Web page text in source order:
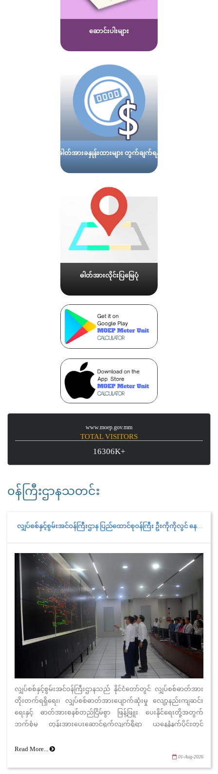
ဆောင်းပါးများ
ဓါတ်အားခနှုန်းထားများ တွက်ချက်ရန်
ဓါတ်အားလိုင်းပြမြေပုံ
www.moep.gov.mm
TOTAL VISITORS
16306K+
၀န်ကြီးဌာနသတင်း
လျှပ်စစ်နှင့်စွမ်းအင်ဝန်ကြီးဌာန ပြည်ထောင်စုဝန်ကြီး ဦးကိုကိုလွင် နေပြည်တော်ကောင်စီနယ်မြေအတွင်းရှိ လျှပ်စစ်ကဏ္ဍဆိုင်ရာလုပ်ငန်းများ ကြည့်ရှုစစ်ဆေး
လျှပ်စစ်နှင့်စွမ်းအင်ဝန်ကြီးဌာနသည် နိုင်ငံတော်တွင် လျှပ်စစ်ဓာတ်အား
တိုးတက်ရရှိရေး၊ လျှပ်စစ်ဓာတ်အားပျောက်ဆုံးမှု လျော့နည်းကျဆင်း
ရေးနှင့် ဓာတ်အားစနစ်တည်ငြိမ်စွာ ဖြန့်ဖြူး ပေးနိုင်ရေးတို့အတွက်
ဘက်စုံမှ တွန်းအားပေးဆောင်ရွက်လျက်ရှိရာ ယနေ့နံနက်ပိုင်းတွင်
နေပြည်တော်ကောင်စီ နယ်မြေ၊ ဒက္ခိဏသီရိမြို့နယ်ရှိ လျှပ်စစ်ဓာတ်အား
ဖြန့်ဖြူးရေးလုပ်ငန်း၊ မီတာစမ်းသပ်စစ်ဆေးရေး ဌာနခွဲနှင့် Digital Smart
Meter များအား စောင့်ကြည့်စစ်ဆေးနေသည့် Control Center များသို့
Read More...
01-Aug-2026